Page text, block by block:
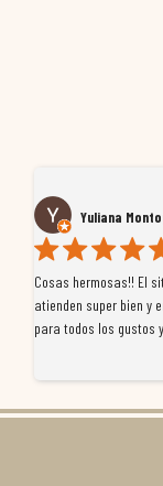
Yuliana
Cosas hermosas!! El
atienden super bien y
para todos los gustos